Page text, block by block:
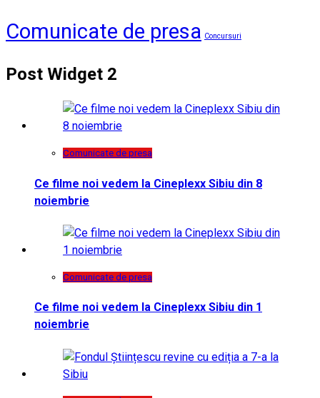
Comunicate de presa Concursuri
Post Widget 2
Comunicate de presa
Ce filme noi vedem la Cineplexx Sibiu din 8
noiembrie
Comunicate de presa
Ce filme noi vedem la Cineplexx Sibiu din 1
noiembrie